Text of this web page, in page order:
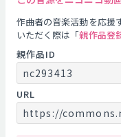
作曲者の音楽活動を応援
いただく際は「親作品登
親作品ID
nc293413
URL
https://